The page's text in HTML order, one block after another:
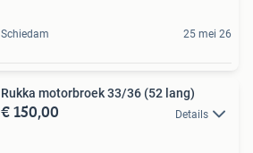
Schiedam 25 mei 26
Rukka motorbroek 33/36 (52 lang)
€ 150,00 Details